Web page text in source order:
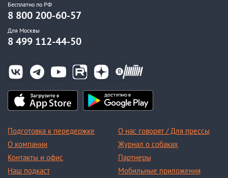
Бесплатно по РФ
8 800 200-60-57
Для Москвы
8 499 112-44-50
Подготовка к передержке
О компании
Контакты и офис
Наш подкаст
О нас говорят / Для прессы
Журнал о собаках
Партнеры
Мобильные приложения